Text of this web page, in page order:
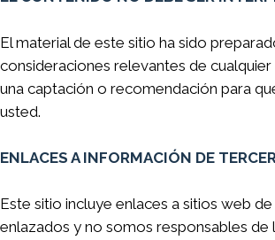
El material de este sitio ha sido
consideraciones relevantes de
una captación o recomendación para
usted.
ENLACES A INFORMACIÓN DE
Este sitio incluye enlaces a sitios web
enlazados y no somos responsables de